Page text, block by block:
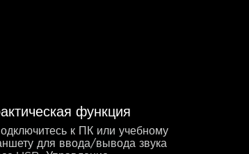
функция
к ПК или учебному
для ввода/вывода звука